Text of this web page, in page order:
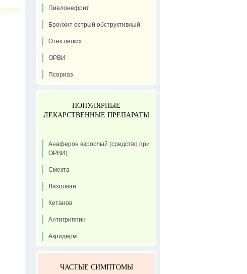
Пиелонефрит
Бронхит острый обструктивный
Отек легких
ОРВИ
Псориаз
ПОПУЛЯРНЫЕ
ЛЕКАРСТВЕННЫЕ ПРЕПАРАТЫ
Анаферон взрослый (средство при
ОРВИ)
Смекта
Лазолван
Кетанов
Антигриппин
Акридерм
ЧАСТЫЕ СИМПТОМЫ